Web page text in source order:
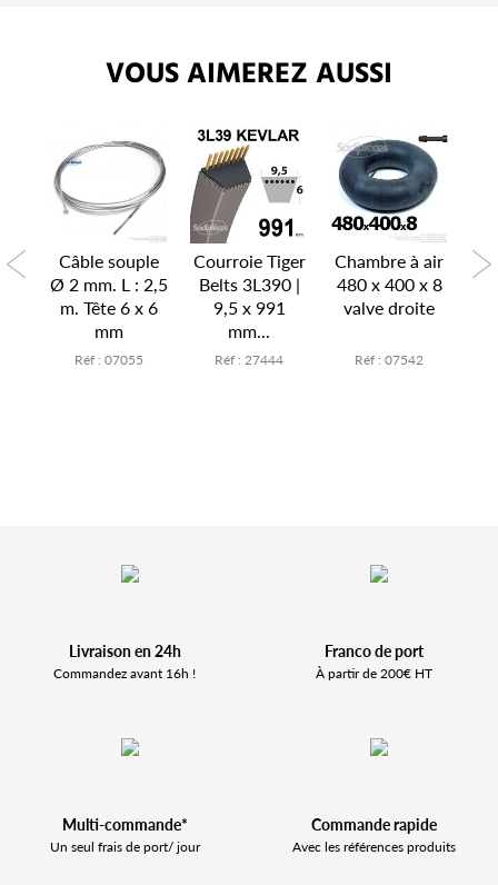
VOUS AIMEREZ AUSSI
Câble souple
Ø 2 mm. L : 2,5
m. Tête 6 x 6
mm
Réf : 07055
Courroie Tiger
Belts 3L390 |
9,5 x 991
mm...
Réf : 27444
Chambre à air
480 x 400 x 8
valve droite
Réf : 07542
Livraison en 24h
Commandez avant 16h !
Franco de port
À partir de 200€ HT
Multi-commande*
Un seul frais de port/ jour
Commande rapide
Avec les références produits